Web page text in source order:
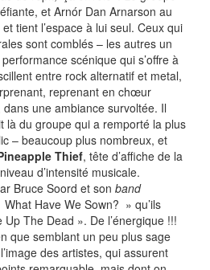
et Arnór Dan Arnarson au
tient l’espace à lui seul. Ceux qui
sont comblés – les autres un
scénique qui s’offre à
entre rock alternatif et metal,
reprenant en chœur
dans une ambiance survoltée. Il
là du groupe qui a remporté la plus
– beaucoup plus nombreux, et
Thief, tête d’affiche de la
d’intensité musicale.
Bruce Soord et son band
Have We Sown? » qu’ils
The Dead ». De l’énergique !!!
que semblant un peu plus sage
des artistes, qui assurent